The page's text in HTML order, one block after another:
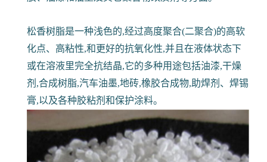
松香树脂是一种浅色的,经过高度聚合(二聚合)的高软
化点、高粘性,和更好的抗氧化性,并且在液体状态下
或在溶液里完全抗结晶,它的多种用途包括油漆,干燥
剂,合成树脂,汽车油墨,地砖,橡胶合成物,助焊剂、焊锡
膏,以及各种胶粘剂和保护涂料。